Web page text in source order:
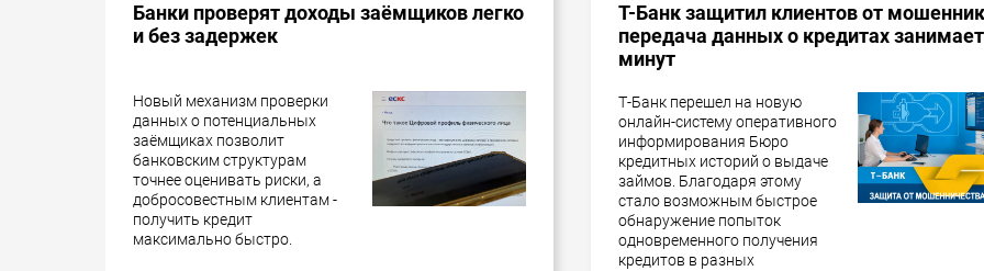
Банки проверят доходы заёмщиков легко
и без задержек
Новый механизм проверки
данных о потенциальных
заёмщиках позволит
банковским структурам
точнее оценивать риски, а
добросовестным клиентам -
получить кредит
максимально быстро.
Т-Банк защитил клиентов от
передача данных о кредитах
минут
Т-Банк перешел на новую
онлайн-систему оперативного
информирования Бюро
кредитных историй о выдаче
займов. Благодаря этому
стало возможным быстрое
обнаружение попыток
одновременного получения
кредитов в разных